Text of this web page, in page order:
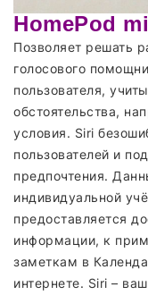
HomePod
Позволяет решать
голосового
пользователя,
обстоятельства,
условия. Siri
пользователей и
предпочтения.
индивидуальной
предоставляется
информации, к
заметкам в
интернете. Siri –